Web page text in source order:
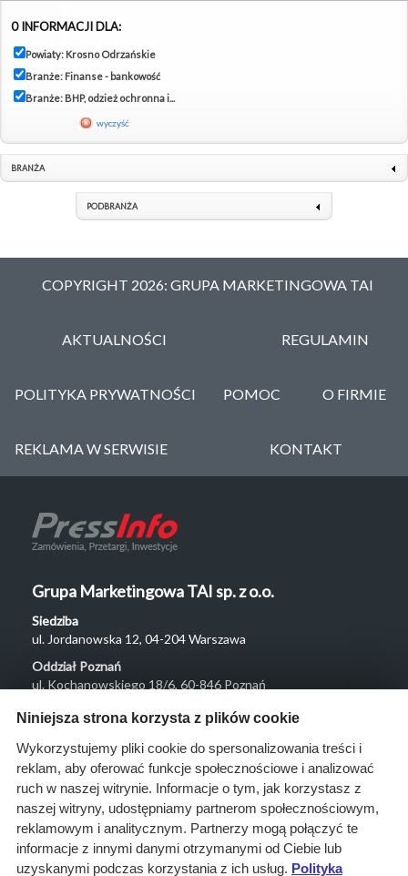
0 INFORMACJI DLA:
Powiaty: Krosno Odrzańskie
Branże: Finanse - bankowość
Branże: BHP, odzież ochronna i...
wyczyść
BRANŻA
PODBRANŻA
COPYRIGHT 2026: GRUPA MARKETINGOWA TAI
AKTUALNOŚCI REGULAMIN
POLITYKA PRYWATNOŚCI POMOC O FIRMIE
REKLAMA W SERWISIE KONTAKT
Grupa Marketingowa TAI sp. z o.o.
Siedziba
ul. Jordanowska 12, 04-204 Warszawa
Oddział Poznań
ul. Kochanowskiego 18/6, 60-846 Poznań
Menu
O nas
Rozwiązania
Monitoring
przetargów
Raporty
Niniejsza strona korzysta z plików cookie
Wykorzystujemy pliki cookie do spersonalizowania treści i
reklam, aby oferować funkcje społecznościowe i analizować
ruch w naszej witrynie. Informacje o tym, jak korzystasz z
naszej witryny, udostępniamy partnerom społecznościowym,
reklamowym i analitycznym. Partnerzy mogą połączyć te
informacje z innymi danymi otrzymanymi od Ciebie lub
uzyskanymi podczas korzystania z ich usług. Polityka